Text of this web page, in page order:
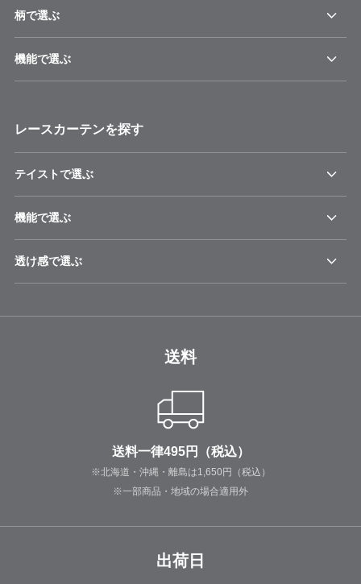
柄で選ぶ
機能で選ぶ
レースカーテンを探す
テイストで選ぶ
機能で選ぶ
透け感で選ぶ
送料
送料一律495円（税込）
※北海道・沖縄・離島は1,650円（税込）
※一部商品・地域の場合適用外
出荷日